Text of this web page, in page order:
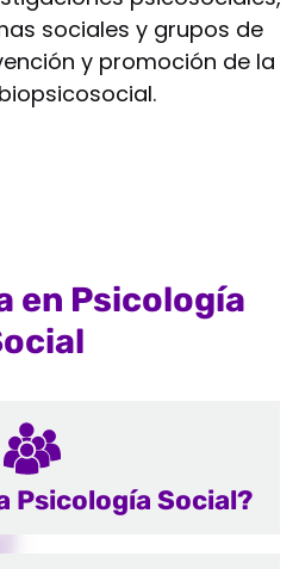
sociales y grupos de
y promoción de la
en Psicología
Psicología Social?